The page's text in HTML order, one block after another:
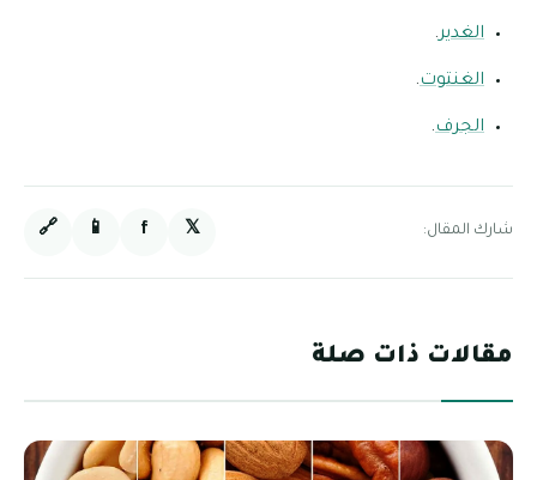
الغدير.
الغنتوت.
الجرف.
شارك المقال: 𝕏
f
📱
🔗
مقالات ذات صلة